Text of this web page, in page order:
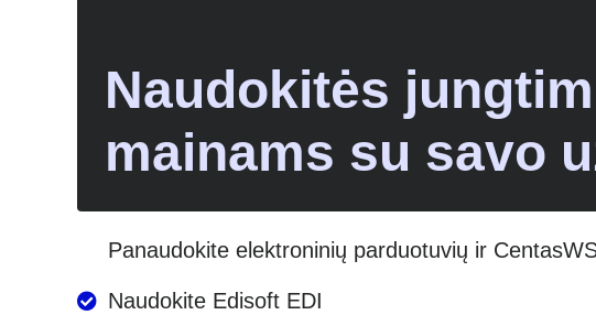
Naudokitės
mainams su savo
Panaudokite elektroninių parduotuvių ir
Naudokite Edisoft EDI